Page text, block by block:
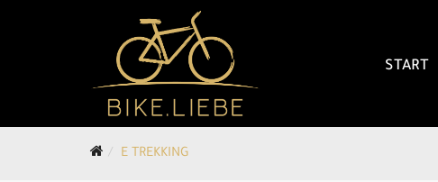
START
E TREKKING